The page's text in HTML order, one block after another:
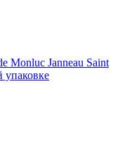
Monluc Janneau Saint
упаковке